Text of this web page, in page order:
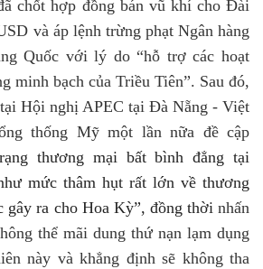
chốt hợp đồng bán vũ khí cho Đài
và áp lệnh trừng phạt Ngân hàng
Quốc với lý do “hỗ trợ các hoạt
minh bạch của Triều Tiên”. Sau đó,
Hội nghị APEC tại Đà Nẵng - Việt
thống Mỹ một lần nữa đề cập
thương mại bất bình đẳng tại
mức thâm hụt rất lớn về thương
gây ra cho Hoa Kỳ”, đồng thời nhấn
thể mãi dung thứ nạn lạm dụng
này và khẳng định sẽ không tha